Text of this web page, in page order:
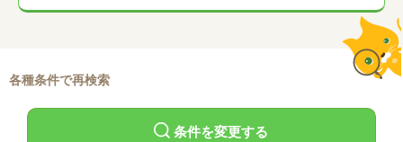
各種条件で再検索
条件を変更する